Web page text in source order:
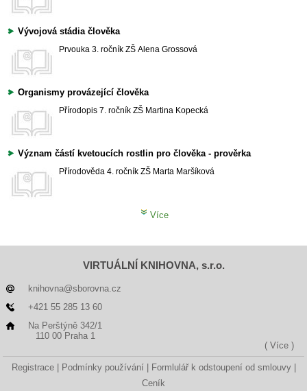
Vývojová stádia člověka
Prvouka 3. ročník ZŠ Alena Grossová
Organismy provázející člověka
Přírodopis 7. ročník ZŠ Martina Kopecká
Význam částí kvetoucích rostlin pro člověka - prověrka
Přírodověda 4. ročník ZŠ Marta Maršíková
Více
VIRTUÁLNÍ KNIHOVNA, s.r.o.
knihovna@sborovna.cz
+421 55 285 13 60
Na Perštýně 342/1
110 00 Praha 1
( Více )
Registrace Podmínky používání
Formlulář k odstoupení od smlouvy
Ceník